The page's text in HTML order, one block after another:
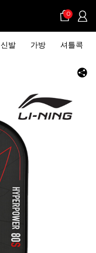
0
신발 가방 셔틀콕